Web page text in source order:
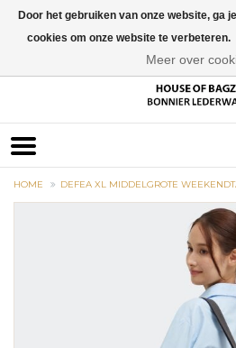
HOME DEFEA XL MIDDELGROTE
Door het gebruiken van onze website, ga
cookies om onze website te verbeteren.
Meer over